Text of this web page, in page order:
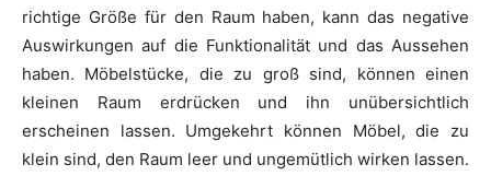
richtige Größe für den Raum haben, kann das negative
Auswirkungen auf die Funktionalität und das Aussehen
haben. Möbelstücke, die zu groß sind, können einen
kleinen Raum erdrücken und ihn unübersichtlich
erscheinen lassen. Umgekehrt können Möbel, die zu
klein sind, den Raum leer und ungemütlich wirken lassen.